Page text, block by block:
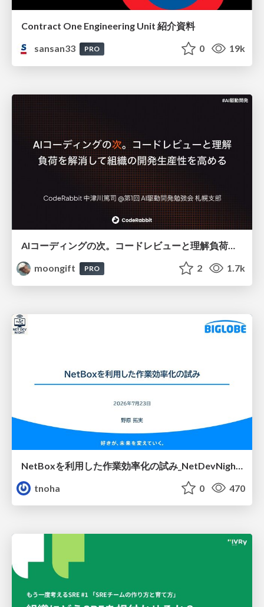
Contract One Engineering Unit 紹介資料
sansan33
PRO 0 19k
AIコーディングの次。コードレビューと理解負荷を解消して組織の開発生産性を高める
moongift
PRO 2 1.7k
tnoha
0 470